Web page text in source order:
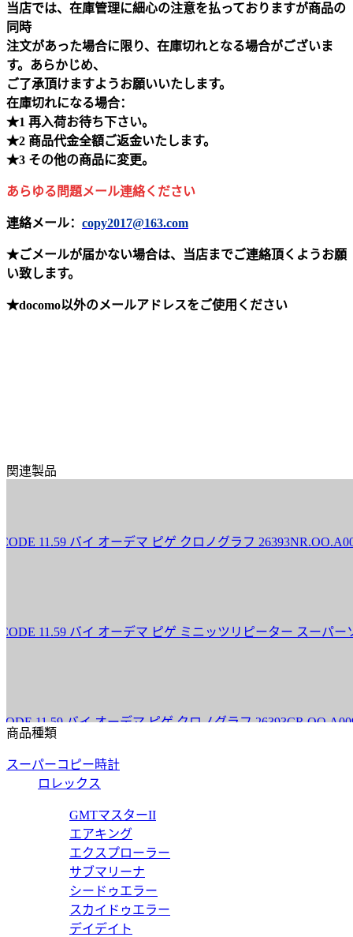
当店では、在庫管理に細心の注意を払っておりますが商品の
同時
注文があった場合に限り、在庫切れとなる場合がございま
す。あらかじめ、
ご了承頂けますようお願いいたします。
在庫切れになる場合：
★1 再入荷お待ち下さい。
★2 商品代金全額ご返金いたします。
★3 その他の商品に変更。
あらゆる問題メール連絡ください
連絡メール： copy2017@163.com
★ごメールが届かない場合は、当店までご連絡頂くようお願
い致します。
★docomo以外のメールアドレスをご使用ください
関連製品
11.59 バイ オーデマ ピゲ クロノグラフ
11.59 バイ オーデマ ピゲ ミニッツリピーター スーパーソヌ
バイ オーデマ ピゲ クロノグラフ
商品種類
スーパーコピー時計
ロレックス
GMTマスターII
エアキング
エクスプローラー
サブマリーナ
シードゥエラー
スカイドゥエラー
デイデイト